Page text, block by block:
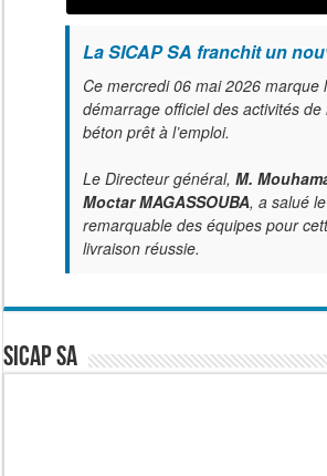
La SICAP SA franchit un
Ce mercredi 06 mai 2026 marque
démarrage officiel des activités de
béton prêt à l’emploi.
Le Directeur général, M.
Moctar MAGASSOUBA, a salué
remarquable des équipes pour
livraison réussie.
SICAP SA